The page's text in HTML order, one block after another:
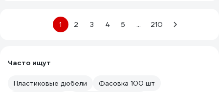
1 2 3 4 5 ... 210
Часто ищут
Пластиковые дюбели
Фасовка 100 шт